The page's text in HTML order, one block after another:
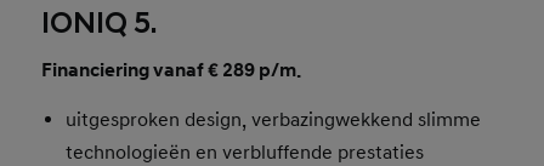
IONIQ 5.
Financiering vanaf € 289 p/m.
uitgesproken design, verbazingwekkend slimme
technologieën en verbluffende prestaties